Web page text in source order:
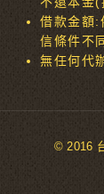
借款金額:
信條件不
無任何代
© 2016